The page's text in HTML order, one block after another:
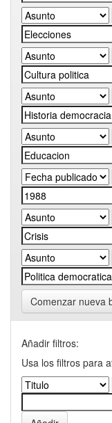
Comenzar nueva
Añadir filtros:
Usa los filtros para